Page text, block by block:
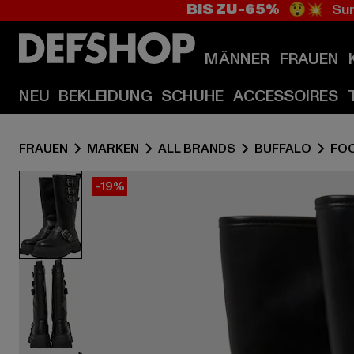
BIS ZU -65% 😲💥
MÄNNER FRAUEN
NEU BEKLEIDUNG SCHUHE ACCESSOIRES
FRAUEN MARKEN ALL BRANDS BUFFALO
-19%